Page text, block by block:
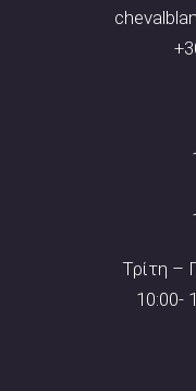
Τρίτη –
10:00-